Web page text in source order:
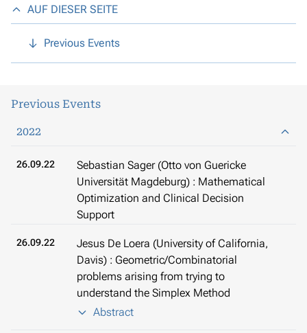
AUF DIESER SEITE
Previous Events
Previous Events
2022
26.09.22
Sebastian Sager (Otto von Guericke
Universität Magdeburg) : Mathematical
Optimization and Clinical Decision
Support
26.09.22
Jesus De Loera (University of California,
Davis) : Geometric/Combinatorial
problems arising from trying to
understand the Simplex Method
Abstract